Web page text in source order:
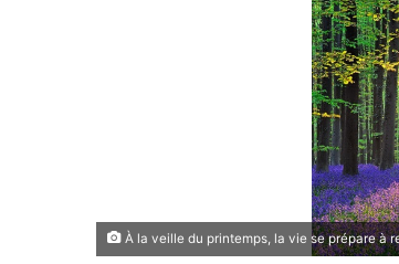
À la veille du printemps, la vie se prépare à